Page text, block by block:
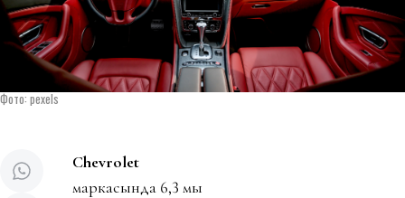
Фото: pexels
Chevrolet
маркасында 6,3 мың